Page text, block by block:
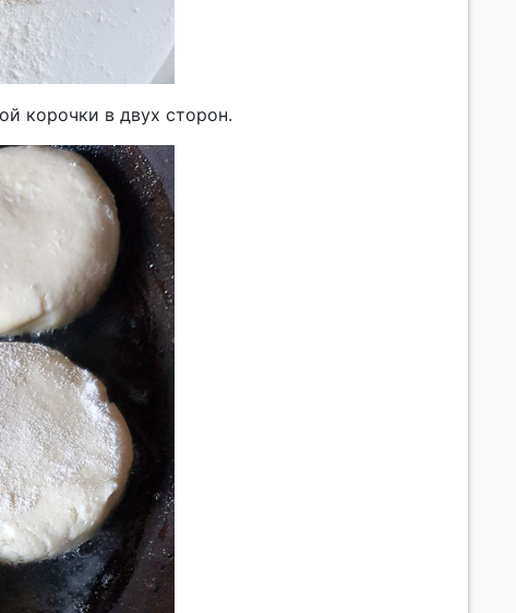
корочки в двух сторон.